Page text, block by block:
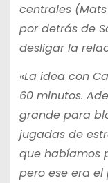
centrales
por detrás de
desligar la
«La idea con
60 minutos.
grande para
jugadas de
que habíamos
pero ese era el